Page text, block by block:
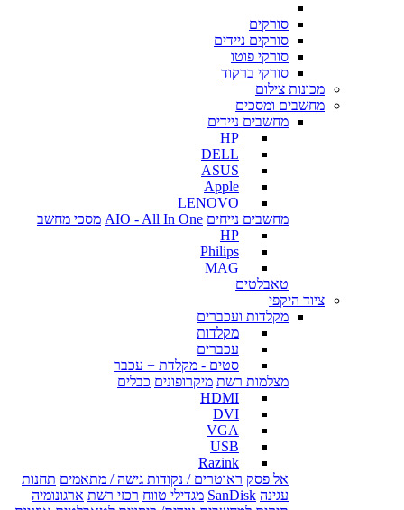
סורקים
סורקים ניידים
סורקי פוטו
סורקי ברקוד
מכונות צילום
מחשבים ומסכים
מחשבים ניידים
HP
DELL
ASUS
Apple
LENOVO
מחשבים נייחים AIO - All In One מסכי מחשב
HP
Philips
MAG
טאבלטים
ציוד היקפי
מקלדות ועכברים
מקלדות
עכברים
סטים - מקלדת + עכבר
מצלמות רשת מיקרופונים כבלים
HDMI
DVI
VGA
USB
Razink
אל פסק ראוטרים / נקודות גישה / מתאמים תחנות
עגינה SanDisk מגדילי טווח רכזי רשת ארגונומיה